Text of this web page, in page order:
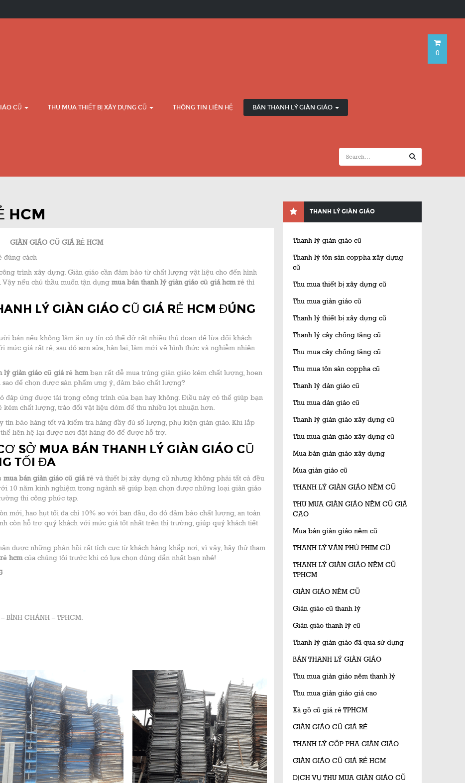
CŨ THU MUA THIẾT BỊ XÂY DỰNG CŨ THÔNG TIN LIÊN HỆ BÁN THANH LÝ GIÀN GIÁO
0
HCM
GIÀN GIÁO CŨ GIÁ RẺ HCM
đúng cách
trình xây dựng. Giàn giáo cần đảm bảo từ chất lượng vật liệu cho đến hình
nếu chủ thầu muốn tận dụng mua bán thanh lý giàn giáo cũ giá hcm rẻ thì
LÝ GIÀN GIÁO CŨ GIÁ RẺ HCM ĐÚNG
bán nếu không làm ăn uy tín có thể dở rất nhiều thủ đoạn để lừa dối khách
mức giá rất rẻ, sau đó sơn sửa, hàn lại, làm mới về hình thức và nghiễm nhiên
lý giàn giáo cũ giá rẻ hcmbạn rất dễ mua trúng giàn giáo kém chất lượng, hoen
để chọn được sản phẩm ưng ý, đảm bảo chất lượng?
đáp ứng được tải trọng công trình của bạn hay không. Điều này có thể giúp bạn
chất lượng, tráo đổi vật liệu dỏm để thu nhiều lợi nhuận hơn.
tín bảo hàng tốt và kiểm tra hàng đầy đủ số lượng, phụ kiện giàn giáo. Khi lắp
liên hệ lại được nơi đặt hàng đó để được hỗ trợ.
SỞ MUA BÁN THANH LÝ GIÀN GIÁO CŨ
TỐI ĐA
mua bán giàn giáo cũ giá rẻ và thiết bị xây dựng cũ nhưng không phải tất cả đều
10 năm kinh nghiệm trong ngành sẽ giúp bạn chọn được những loại giàn giáo
thi công phức tạp.
mới, hao hụt tối đa chỉ 10% so với ban đầu, do đó đảm bảo chất lượng, an toàn
còn hỗ trợ quý khách với mức giá tốt nhất trên thị trường, giúp quý khách tiết
được những phản hồi rất tích cực từ khách hàng khắp nơi, vì vậy, hãy thử tham
hcmcủa chúng tôi trước khi có lựa chọn đúng đắn nhất bạn nhé!
BÌNH CHÁNH – TPHCM.
THANH LÝ GIÀN GIÁO
Thanh lý giàn giáo cũ
Thanh lý tôn sàn coppha xây dựng
cũ
Thu mua thiết bị xây dựng cũ
Thu mua giàn giáo cũ
Thanh lý thiết bị xây dựng cũ
Thanh lý cây chống tăng cũ
Thu mua cây chống tăng cũ
Thu mua tôn sàn coppha cũ
Thanh lý dàn giáo cũ
Thu mua dàn giáo cũ
Thanh lý giàn giáo xây dựng cũ
Thu mua giàn giáo xây dựng cũ
Mua bán giàn giáo xây dựng
Mua giàn giáo cũ
THANH LÝ GIÀN GIÁO NÊM CŨ
THU MUA GIÀN GIÁO NÊM CŨ GIÁ
CAO
Mua bán giàn giáo nêm cũ
THANH LÝ VÁN PHỦ PHIM CŨ
THANH LÝ GIÀN GIÁO NÊM CŨ
TPHCM
GIÀN GIÁO NÊM CŨ
Giàn giáo cũ thanh lý
Giàn giáo thanh lý cũ
Thanh lý giàn giáo đã qua sử dụng
BÁN THANH LÝ GIÀN GIÁO
Thu mua giàn giáo nêm thanh lý
Thu mua giàn giáo giá cao
Xà gồ cũ giá rẻ TPHCM
GIÀN GIÁO CŨ GIÁ RẺ
THANH LÝ CỐP PHA GIÀN GIÁO
GIÀN GIÁO CŨ GIÁ RẺ HCM
DỊCH VỤ THU MUA GIÀN GIÁO CŨ